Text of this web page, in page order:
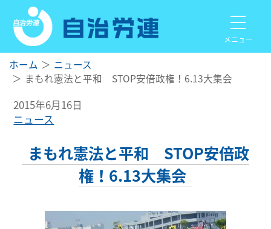
メニュー
ホーム
ニュース
まもれ憲法と平和 STOP安倍政権！6.13大集会
2015年6月16日
ニュース
まもれ憲法と平和 STOP安倍政
権！6.13大集会